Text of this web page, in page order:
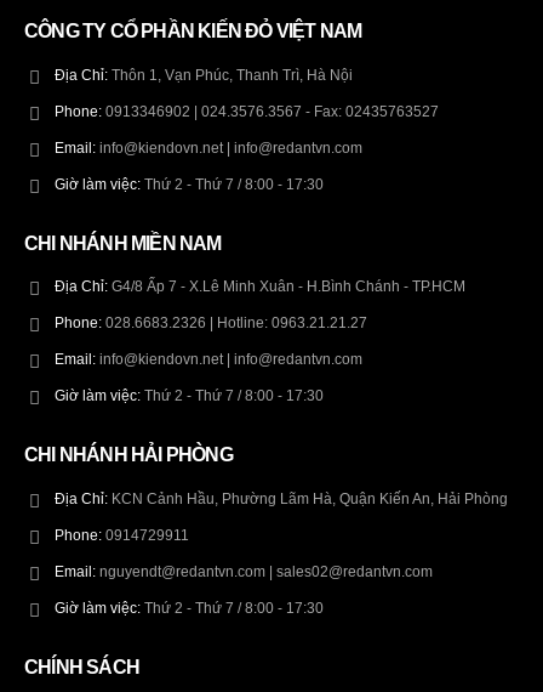
CÔNG TY CỔ PHẦN KIẾN ĐỎ VIỆT NAM
Địa Chỉ: Thôn 1, Vạn Phúc, Thanh Trì, Hà Nội
Phone: 0913346902 | 024.3576.3567 - Fax: 02435763527
Email: info@kiendovn.net | info@redantvn.com
Giờ làm việc: Thứ 2 - Thứ 7 / 8:00 - 17:30
CHI NHÁNH MIỀN NAM
Địa Chỉ: G4/8 Ấp 7 - X.Lê Minh Xuân - H.Bình Chánh - TP.HCM
Phone: 028.6683.2326 | Hotline: 0963.21.21.27
Email: info@kiendovn.net | info@redantvn.com
Giờ làm việc: Thứ 2 - Thứ 7 / 8:00 - 17:30
CHI NHÁNH HẢI PHÒNG
Địa Chỉ: KCN Cảnh Hầu, Phường Lãm Hà, Quận Kiến An, Hải Phòng
Phone: 0914729911
Email: nguyendt@redantvn.com | sales02@redantvn.com
Giờ làm việc: Thứ 2 - Thứ 7 / 8:00 - 17:30
CHÍNH SÁCH